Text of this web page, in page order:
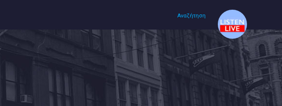
Αναζήτηση
Αρχική